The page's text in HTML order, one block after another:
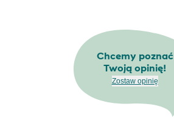
Chcemy poznać
Twoją opinię!
Zostaw opinię